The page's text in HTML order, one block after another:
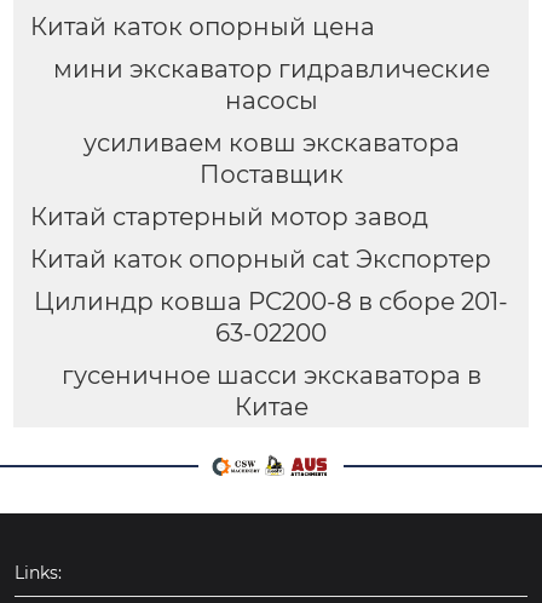
Китай каток опорный цена
мини экскаватор гидравлические
насосы
усиливаем ковш экскаватора
Поставщик
Китай стартерный мотор завод
Китай каток опорный cat Экспортер
Цилиндр ковша PC200-8 в сборе 201-
63-02200
гусеничное шасси экскаватора в
Китае
Links: